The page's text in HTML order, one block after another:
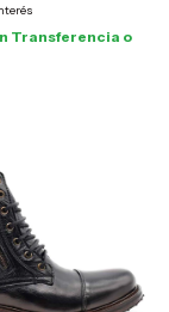
Transferencia o